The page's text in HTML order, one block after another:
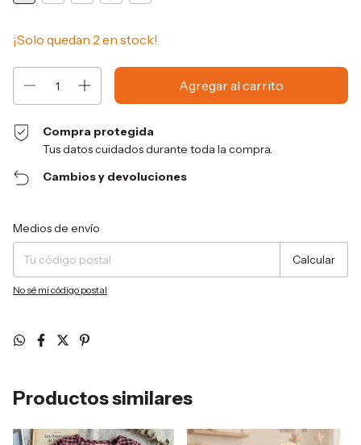
¡Solo quedan 2 en stock!
Compra protegida
Tus datos cuidados durante toda la compra.
Cambios y devoluciones
Entregas para el CP:
Medios de envío
Calcular
No sé mi código postal
Productos similares